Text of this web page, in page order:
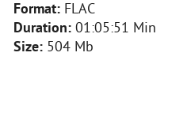
Format: FLAC
Duration: 01:05:51 Min
Size: 504 Mb